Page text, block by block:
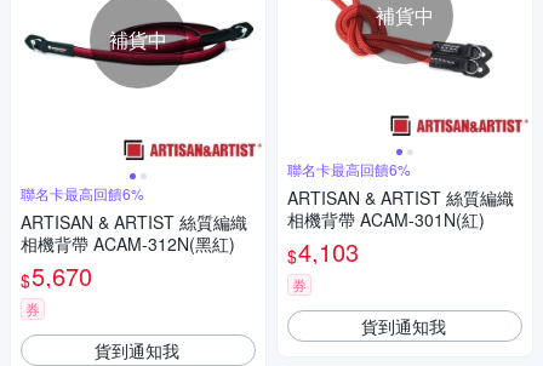
補貨中
聯名卡最高回饋6%
ARTISAN & ARTIST 絲質編織
相機背帶 ACAM-312N(黑紅)
$5,670
券
貨到通知我
補貨中
聯名卡最高回饋6%
ARTISAN & ARTIST 絲質編織
相機背帶 ACAM-301N(紅)
$4,103
券
貨到通知我